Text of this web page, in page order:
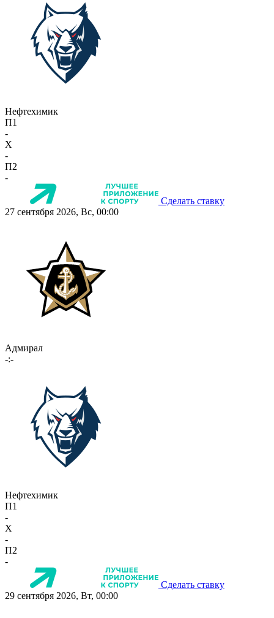
Нефтехимик
П1
-
X
-
П2
-
Сделать ставку
27 сентября 2026, Вс, 00:00
Адмирал
-:-
Нефтехимик
П1
-
X
-
П2
-
Сделать ставку
29 сентября 2026, Вт, 00:00